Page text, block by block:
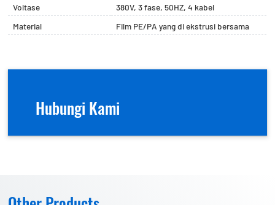
Voltase
380V, 3 fase, 50HZ, 4 kabel
Material
Film PE/PA yang di ekstrusi bersama
Hubungi Kami